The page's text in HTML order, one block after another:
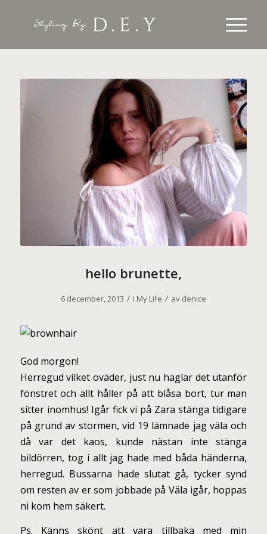
hello brunette,
6 december, 2013 / i My Life / av denice
God morgon!
Herregud vilket oväder, just nu haglar det utanför
fönstret och allt håller på att blåsa bort, tur man
sitter inomhus! Igår fick vi på Zara stänga tidigare
på grund av stormen, vid 19 lämnade jag väla och
då var det kaos, kunde nästan inte stänga
bildörren, tog i allt jag hade med båda händerna,
herregud. Bussarna hade slutat gå, tycker synd
om resten av er som jobbade på Väla igår, hoppas
ni kom hem säkert.
Ps. Känns skönt att vara tillbaka med min